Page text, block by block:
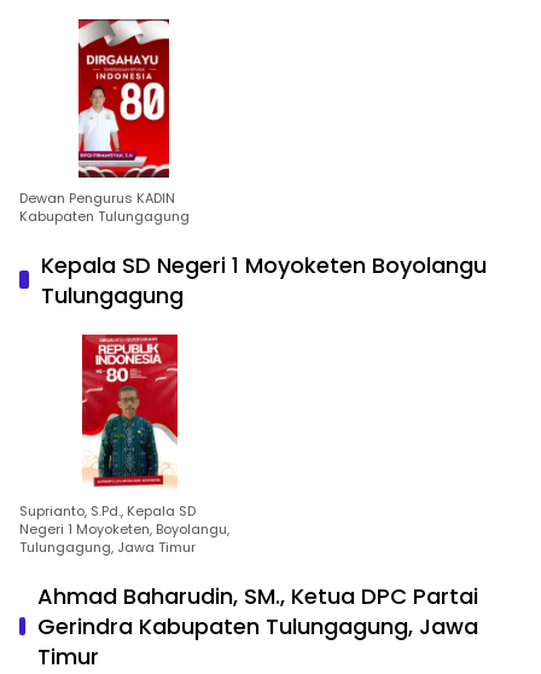
Dewan Pengurus KADIN
Kabupaten Tulungagung
Kepala SD Negeri 1 Moyoketen Boyolangu
Tulungagung
Suprianto, S.Pd., Kepala SD
Negeri 1 Moyoketen, Boyolangu,
Tulungagung, Jawa Timur
Ahmad Baharudin, SM., Ketua DPC Partai
Gerindra Kabupaten Tulungagung, Jawa
Timur